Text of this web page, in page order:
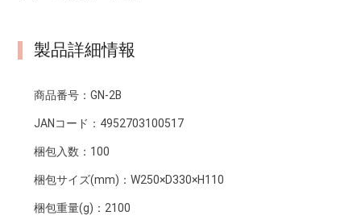
製品詳細情報
商品番号：GN-2B
JANコード： 4952703100517
梱包入数： 100
梱包サイズ(mm)：W250×D330×H110
梱包重量(g)： 2100